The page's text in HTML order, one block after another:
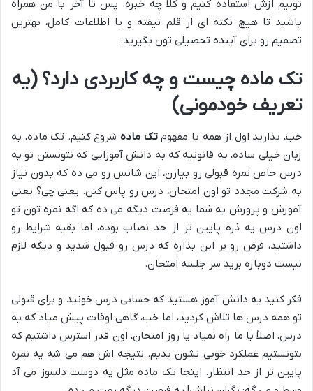
تونیم ازش استفاده کنیم و کلاً چه خبره. پس تا آخر با من همراه
باشید تا هیچ نکته ای از قلم نیفته و با اطلاعات کامل، بهترین
تصمیم رو برای آینده تحصیلی تون بگیرید.
تک ماده چیست و چه کاربردی دارد؟ (یه
تعریف خودمونی)
خب، بذارید اول از همه با مفهومتک مادهشروع کنیم. تک ماده، به
زبان خیلی ساده، یه قانونیه که به دانش آموزایی که نتونستن تو یه
درس خاص نمره قبولی رو بیارن، این شانس رو می ده که بدون نیاز
به شرکت مجدد تو اون امتحان، درس رو پاس کنن. یعنی چی؟ یعنی
آموزش و پرورش به شما یه فرصت دیگه می ده که اگه نمره تون تو
اون درس یه ذره پایین تر از حد نصاب بوده، اما بقیه شرایط رو
داشتید، فرض رو بر این بذاره که درس رو قبول شدید و دیگه لازم
نیست دوباره برید سر جلسه امتحان.
فکر کنید یه دانش آموز هستید که حسابی درس خونید و برای قبولی
تو همه درس ها تلاش کردید، اما خب، گاهی اوقات پیش میاد که یه
درس، اصلاً با ما راه نمیاد یا روز امتحان، اون قدر استرس داشتیم که
نتونستیم عملکرد خوبی نشون بدیم. نتیجه اش هم می شه یه نمره
پایین تر از حد انتظار. اینجا تک ماده مثل یه دوست دلسوز می آد